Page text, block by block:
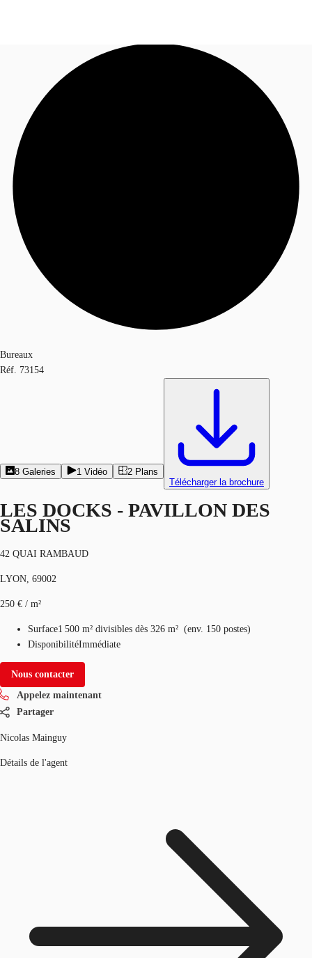
Blog
Données marchés
Appelez maintenant
Bureaux
Réf. 73154
8 Galeries 1 Vidéo 2 Plans
Télécharger la brochure
LES DOCKS - PAVILLON DES
SALINS
42 QUAI RAMBAUD
LYON, 69002
250 € / m²
Surface1 500 m² divisibles dès 326 m² (env. 150 postes)
DisponibilitéImmédiate
Nous contacter
Appelez maintenant
Partager
Nicolas Mainguy
Détails de l'agent